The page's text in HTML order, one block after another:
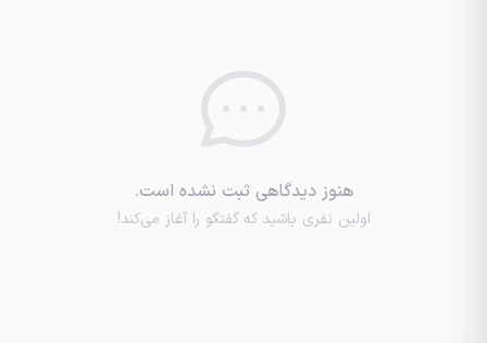
هنوز دیدگاهی ثبت نشده است.
اولین نفری باشید که گفتگو را آغاز می‌کند!